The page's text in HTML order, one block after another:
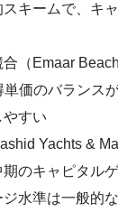
スキームで、キ
合（Emaar
価のバランス
やすい
Yachts &
のキャピタル
ジ水準は一般的